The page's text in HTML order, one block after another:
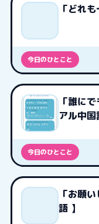
「どれ
今日のひとこと
「誰に
アル中国
今日のひとこと
「お願
語 】